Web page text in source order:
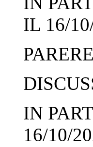
IL 16/
IN
16/10/